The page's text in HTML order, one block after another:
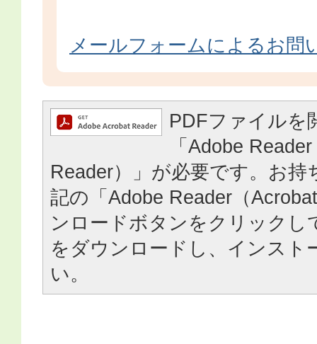
メールフォームによるお問
PDFファイルを
「Adobe
Reader）」が必要です。お持
記の「Adobe Reader（
ンロードボタンをクリックし
をダウンロードし、インスト
い。